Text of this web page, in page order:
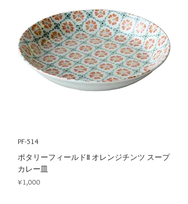
PF-514
ポタリーフィールドⅡ オレンジチンツ スープ
カレー皿
Price
¥1,000